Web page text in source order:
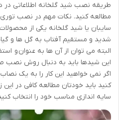
طریقه نصب شید گلخانه اطلاعاتی در
مطالعه کنید. نکات مهم در نصب
سایبان یا شید گلخانه یکی از
شدید و مستقیم آفتاب به گل ها و
البته می توان از آن ها به عنوان و
این شیدها باید به دنبال روش نصب
اگر نمی خواهید این کار را به یک
کنید باید خودتان مطالعه کافی در
سایه اندازی مناسب خود را انتخاب